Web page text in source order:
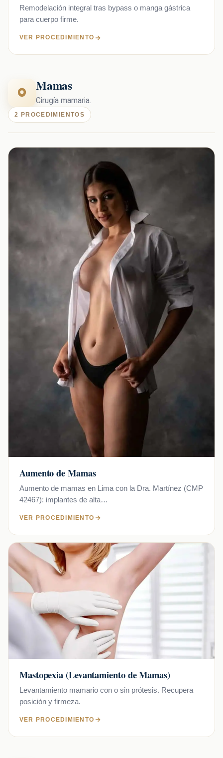
Remodelación integral tras bypass o manga gástrica
para cuerpo firme.
VER PROCEDIMIENTO
Mamas
Cirugía mamaria.
2 PROCEDIMIENTOS
Aumento de Mamas
Aumento de mamas en Lima con la Dra. Martínez (CMP
42467): implantes de alta…
VER PROCEDIMIENTO
Mastopexia (Levantamiento de Mamas)
Levantamiento mamario con o sin prótesis. Recupera
posición y firmeza.
VER PROCEDIMIENTO